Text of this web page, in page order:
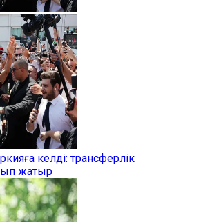
келді: трансферлік
жатыр